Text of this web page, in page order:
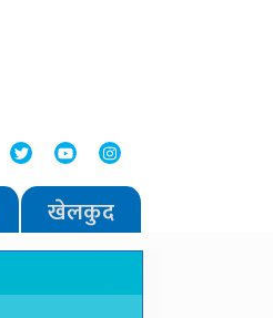
खेलकुद